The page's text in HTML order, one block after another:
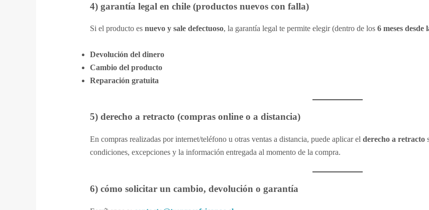
4) garantía legal en chile (productos nuevos con falla)
Si el producto es nuevo y sale defectuoso, la garantía legal te permite elegir (dentro de los 6 meses desde
Devolución del dinero
Cambio del producto
Reparación gratuita
5) derecho a retracto (compras online o a distancia)
En compras realizadas por internet/teléfono u otras ventas a distancia, puede aplicar el derecho a retracto
condiciones, excepciones y la información entregada al momento de la compra.
6) cómo solicitar un cambio, devolución o garantía